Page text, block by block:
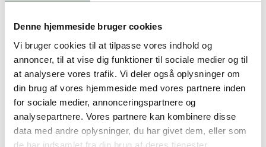
Denne hjemmeside bruger cookies
Vi bruger cookies til at tilpasse vores indhold og
annoncer, til at vise dig funktioner til sociale medier og til
at analysere vores trafik. Vi deler også oplysninger om
din brug af vores hjemmeside med vores partnere inden
for sociale medier, annonceringspartnere og
analysepartnere. Vores partnere kan kombinere disse
data med andre oplysninger, du har givet dem, eller som
de har indsamlet fra din brug af deres tjenester.